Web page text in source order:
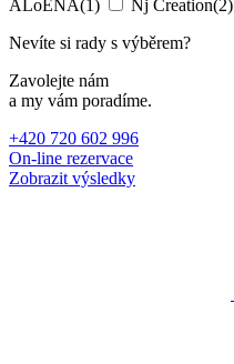
ALoENA(1) Nj Creation(2)
Nevíte si rady s výběrem?
Zavolejte nám
a my vám poradíme.
+420 720 602 996
On-line rezervace
Zobrazit výsledky